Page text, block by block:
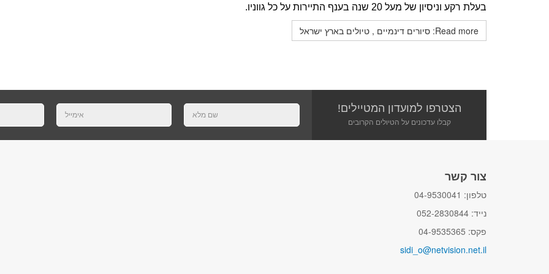
בעלת רקע וניסיון של מעל 20 שנה בענף התיירות על כל גווניו.
Read more: סיורים דינמיים , טיולים בארץ ישראל
הצטרפו למועדון המטיילים!
קבלו עדכונים על הטיולים הקרובים
צור קשר
טלפון: 04-9530041
נייד: 052-2830844
פקס: 04-9535365
sidi_o@netvision.net.il